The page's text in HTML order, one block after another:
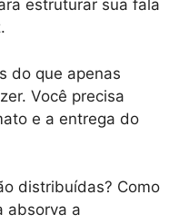
estruturar sua fala
do que apenas
Você precisa
e a entrega do
distribuídas? Como
absorva a